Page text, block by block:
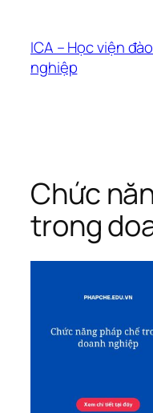
phầnICA – Học viện
nghiệp
Chức
trong